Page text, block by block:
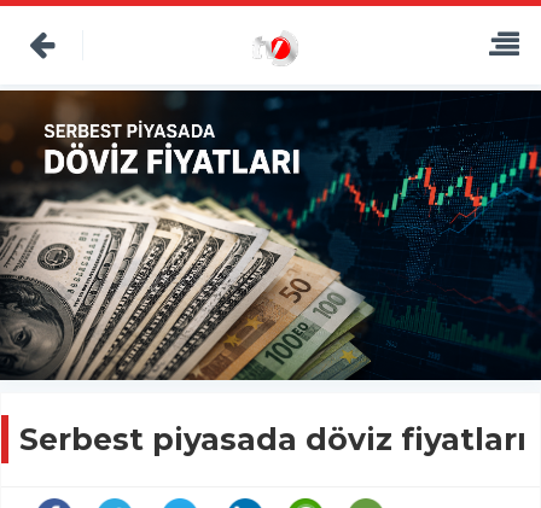
Serbest piyasada döviz fiyatları